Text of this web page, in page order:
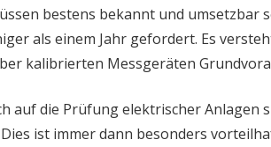
bestens bekannt und umsetzbar
als einem Jahr gefordert. Es
kalibrierten Messgeräten
auf die Prüfung elektrischer Anlagen
ist immer dann besonders